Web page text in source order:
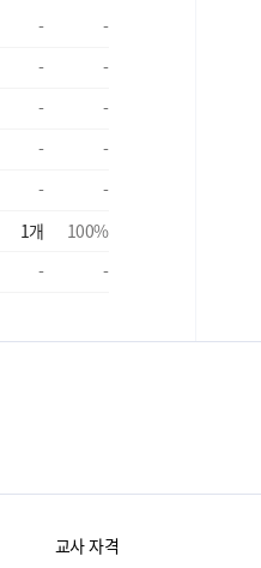
-
-
-
-
-
-
-
-
-
-
1개 100%
- -
교사 자격